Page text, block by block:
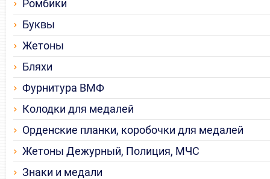
Ромбики
Буквы
Жетоны
Бляхи
Фурнитура ВМФ
Колодки для медалей
Орденские планки, коробочки для медалей
Жетоны Дежурный, Полиция, МЧС
Знаки и медали